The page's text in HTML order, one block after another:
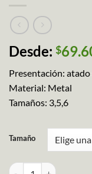
Desde: $
Presentación:
Material: Metal
Tamaños: 3,5,6
Tamaño
Aguja Colchera